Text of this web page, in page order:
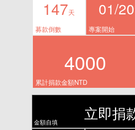
147天
募款倒數
01/
專案開始
4000
累計捐款金額NTD
立即捐
金額自填